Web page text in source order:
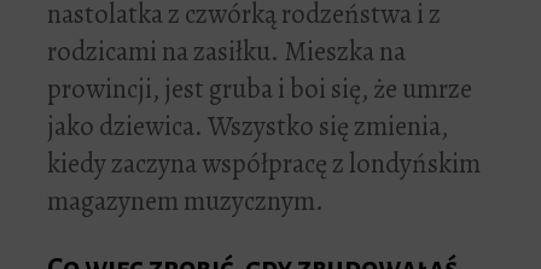
nastolatka z czwórką rodzeństwa i z
rodzicami na zasiłku. Mieszka na
prowincji, jest gruba i boi się, że umrze
jako dziewica. Wszystko się zmienia,
kiedy zaczyna współpracę z londyńskim
magazynem muzycznym.